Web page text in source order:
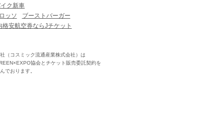
ク新車
ッソ
ブーストバーガー
格安航空券ならJチケット
（コスミック流通産業株式会社）は
協会とチケット販売委託契約を
でおります。